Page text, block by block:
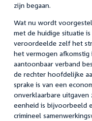
zijn begaan.
Wat nu wordt
met de huidige situatie
veroordeelde zelf het
het vermogen
aantoonbaar verband
de rechter hoofdelijke
sprake is van een
onverklaarbare uitgaven
eenheid is bijvoorbeeld
crimineel